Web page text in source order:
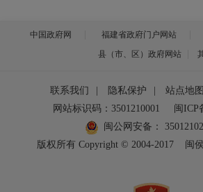
中国政府网 福建省政府门户网站
县（市、区）政府网站
联系我们 隐私保护 站点地图
网站标识码：3501210001
闽ICP
闽公网安备：
版权所有 Copyright © 2004-2017
闽